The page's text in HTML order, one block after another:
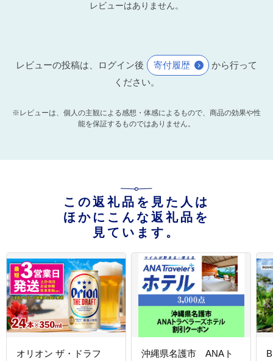
レビューはありません。
レビューの投稿は、ログイン後 寄付履歴
から行って
ください。
※レビューは、個人の主観による感想・体感によるもので、商品の効果や性
能を保証するものではありません。
この返礼品を見た人は
ほかにこんな返礼品を
見ています。
オリオン ザ・ドラフ
沖縄県名護市 ANAト